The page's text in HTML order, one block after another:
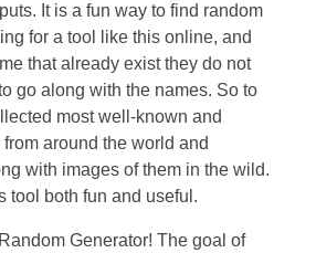
It is a fun way to find random
for a tool like this online, and
that already exist they do not
go along with the names. So to
most well-known and
around the world and
with images of them in the wild.
tool both fun and useful.
Generator! The goal of